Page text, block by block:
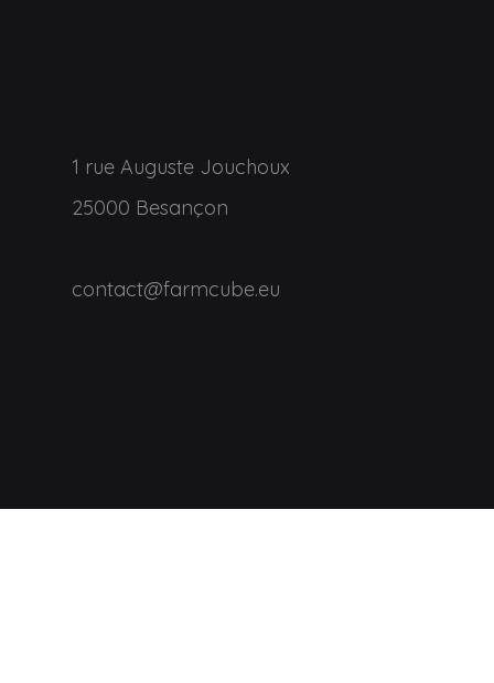
1 rue Auguste Jouchoux
25000 Besançon
contact@farmcube.eu